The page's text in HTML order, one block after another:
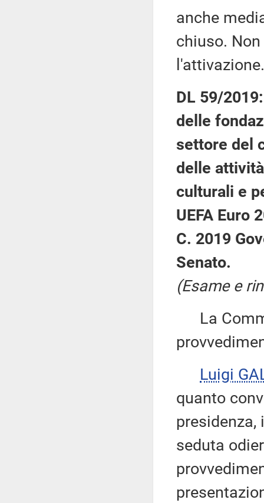
anche
chiuso.
l'attivazione.
DL 59/
delle
settore del
delle
culturali e
UEFA Euro
C. 2019
Senato.
(Esame e
La
Luigi
quanto
presidenza,
seduta